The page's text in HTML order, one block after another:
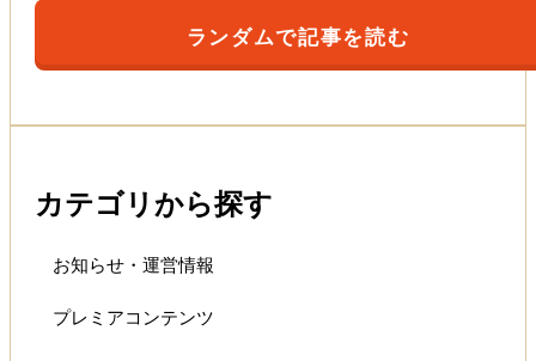
ランダムで記事を読む
カテゴリから探す
お知らせ・運営情報
プレミアコンテンツ